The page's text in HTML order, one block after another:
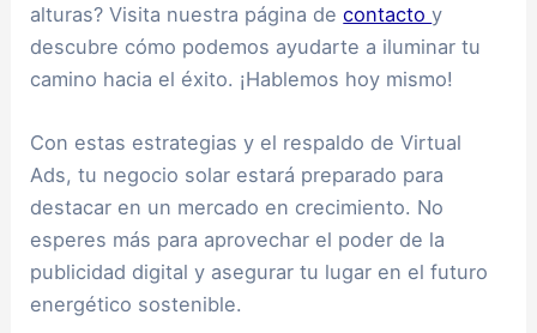
alturas? Visita nuestra página decontactoy
descubre cómo podemos ayudarte a iluminar tu
camino hacia el éxito. ¡Hablemos hoy mismo!
Con estas estrategias y el respaldo de Virtual
Ads, tu negocio solar estará preparado para
destacar en un mercado en crecimiento. No
esperes más para aprovechar el poder de la
publicidad digital y asegurar tu lugar en el futuro
energético sostenible.